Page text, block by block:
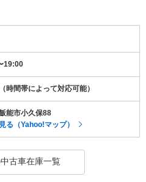
19:00
時間帯によって対応可能）
能市小久保88
る（Yahoo!マップ）
古車在庫一覧